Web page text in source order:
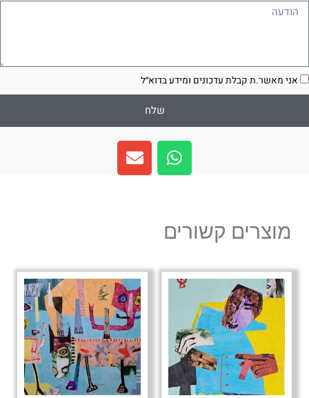
אני מאשר.ת קבלת עדכונים ומידע בדוא״ל
שלח
W
h
a
a
p
E
n
v
e
מוצרים קשורים